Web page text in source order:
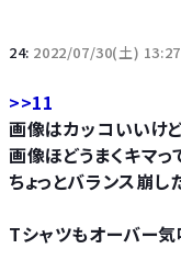
24: 2022/07/30(土)
>>11
画像はカッコいいけ
画像ほどうまくキマ
ちょっとバランス崩
Tシャツもオーバー気